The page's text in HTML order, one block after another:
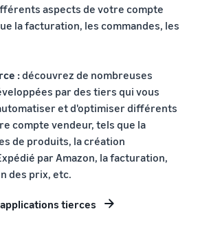
aspects de votre compte
la facturation, les commandes, les
:découvrez de nombreuses
par des tiers qui vous
et d'optimiser différents
compte vendeur, tels que la
de produits, la création
par Amazon, la facturation,
des prix, etc.
tierces